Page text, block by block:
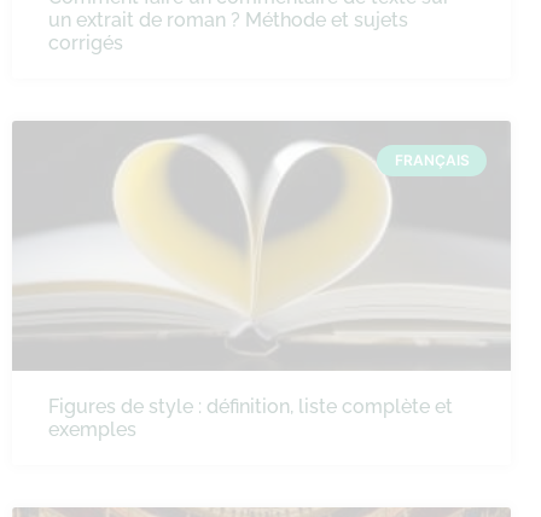
un extrait de roman ? Méthode et sujets
corrigés
FRANÇAIS
Figures de style : définition, liste complète et
exemples